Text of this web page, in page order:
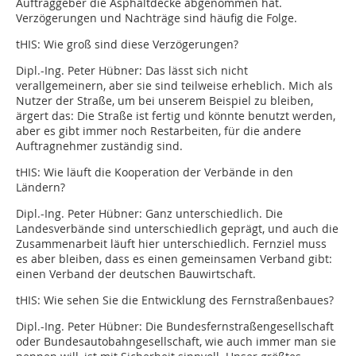
Auftraggeber die Asphaltdecke abgenommen hat.
Verzögerungen und Nachträge sind häufig die Folge.
tHIS: Wie groß sind diese Verzögerungen?
Dipl.-Ing. Peter Hübner: Das lässt sich nicht
verallgemeinern, aber sie sind teilweise erheblich. Mich als
Nutzer der Straße, um bei unserem Beispiel zu bleiben,
ärgert das: Die Straße ist fertig und könnte benutzt werden,
aber es gibt immer noch Restarbeiten, für die andere
Auftragnehmer zuständig sind.
tHIS: Wie läuft die Kooperation der Verbände in den
Ländern?
Dipl.-Ing. Peter Hübner: Ganz unterschiedlich. Die
Landesverbände sind unterschiedlich geprägt, und auch die
Zusammenarbeit läuft hier unterschiedlich. Fernziel muss
es aber bleiben, dass es einen gemeinsamen Verband gibt:
einen Verband der deutschen Bauwirtschaft.
tHIS: Wie sehen Sie die Entwicklung des Fernstraßenbaues?
Dipl.-Ing. Peter Hübner: Die Bundesfernstraßengesellschaft
oder Bundesautobahngesellschaft, wie auch immer man sie